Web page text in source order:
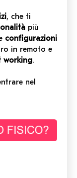
, che ti
più
configurazioni
in remoto e
working.
nel